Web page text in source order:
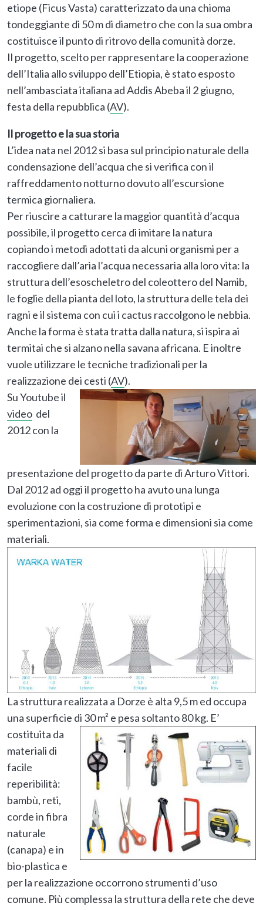
etiope (Ficus Vasta) caratterizzato da una chioma
tondeggiante di 50 m di diametro che con la sua ombra
costituisce il punto di ritrovo della comunità dorze.
Il progetto, scelto per rappresentare la cooperazione
dell’Italia allo sviluppo dell’Etiopia, è stato esposto
nell’ambasciata italiana ad Addis Abeba il 2 giugno,
festa della repubblica (AV).
Il progetto e la sua storia
L’idea nata nel 2012 si basa sul principio naturale della
condensazione dell’acqua che si verifica con il
raffreddamento notturno dovuto all’escursione
termica giornaliera.
Per riuscire a catturare la maggior quantità d’acqua
possibile, il progetto cerca di imitare la natura
copiando i metodi adottati da alcuni organismi per a
raccogliere dall’aria l’acqua necessaria alla loro vita: la
struttura dell’esoscheletro del coleottero del Namib,
le foglie della pianta del loto, la struttura delle tela dei
ragni e il sistema con cui i cactus raccolgono le nebbia.
Anche la forma è stata tratta dalla natura, si ispira ai
termitai che si alzano nella savana africana. E inoltre
vuole utilizzare le tecniche tradizionali per la
realizzazione dei cesti (AV).
Su Youtube il
video del
2012 con la
presentazione del progetto da parte di Arturo Vittori.
Dal 2012 ad oggi il progetto ha avuto una lunga
evoluzione con la costruzione di prototipi e
sperimentazioni, sia come forma e dimensioni sia come
materiali.
La struttura realizzata a Dorze è alta 9,5 m ed occupa
una superficie di 30 m² e pesa soltanto 80 kg. E’
costituita da
materiali di
facile
reperibilità:
bambù, reti,
corde in fibra
naturale
(canapa) e in
bio-plastica e
per la realizzazione occorrono strumenti d’uso
comune. Più complessa la struttura della rete che deve